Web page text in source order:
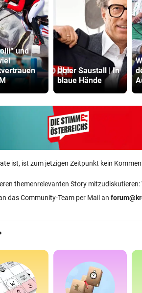
und
Übler Saustall | In
blaue Hände
ist, ist zum jetzigen Zeitpunkt kein
themenrelevanten Story mitzudiskutieren:
das Community-Team per Mail an